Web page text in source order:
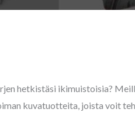
hetkistäsi ikimuistoisia?
kuvatuotteita, joista voit